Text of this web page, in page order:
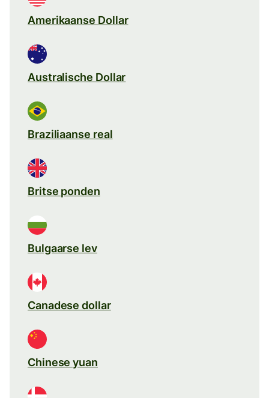
Amerikaanse Dollar
Australische Dollar
Braziliaanse real
Britse ponden
Bulgaarse lev
Canadese dollar
Chinese yuan